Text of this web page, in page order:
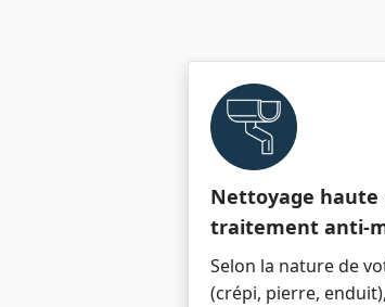
Nettoyage haute
traitement anti-
Selon la nature de
(crépi, pierre,